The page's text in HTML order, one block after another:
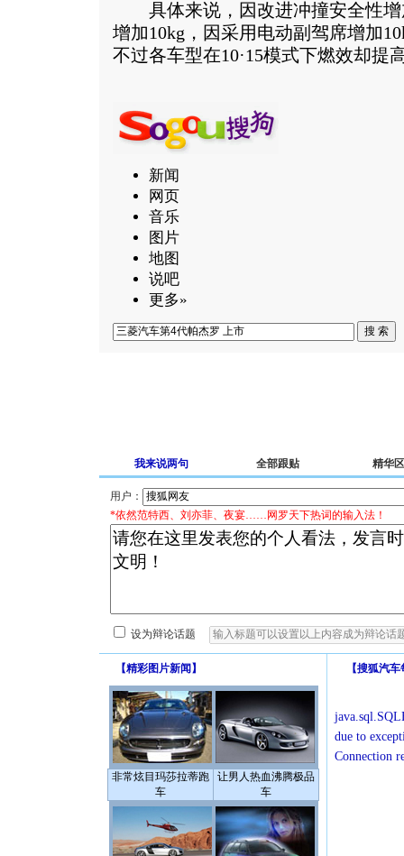
具体来说，因改进冲撞安全性增
增加10kg，因采用电动副驾席增加
不过各车型在10·15模式下燃效却提
新闻
网页
音乐
图片
地图
说吧
更多»
我来说两句 全部跟贴 精华区
用户：
*依然范特西、刘亦菲、夜宴……网罗天下热词的输入法！
设为辩论话题
【精彩图片新闻 】
非常炫目玛莎拉蒂跑
车
让男人热血沸腾极品
车
【搜狐汽车
due to
Connection